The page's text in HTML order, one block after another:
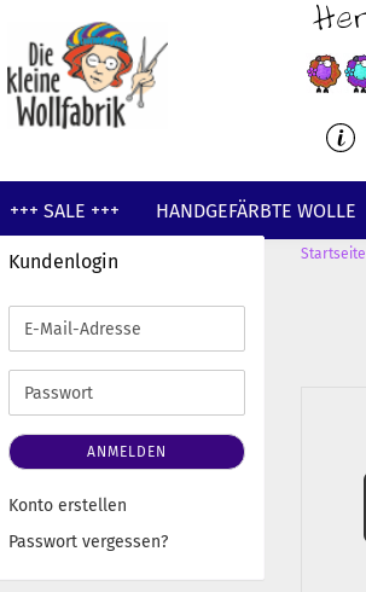
+++ SALE +++ HANDGEFÄRBTE WOLLE
GUTSCHEINE
Startseite
Kundenlogin
E-
Mail-
Adresse
Passwort
ANMELDEN
Konto erstellen
Passwort vergessen?